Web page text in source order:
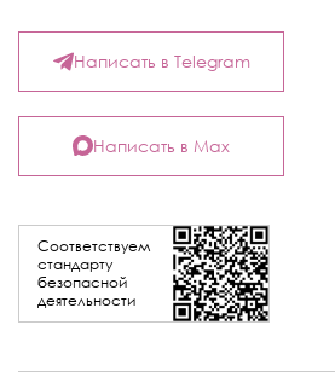
Соответствуем
стандарту
безопасной
деятельности
Написать в Telegram
Написать в Max